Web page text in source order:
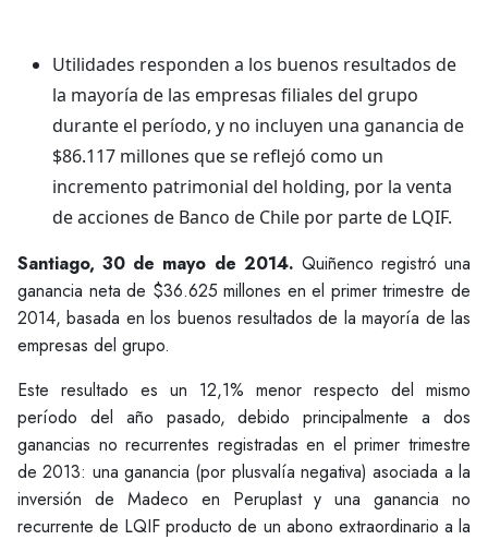
Utilidades responden a los buenos resultados de
la mayoría de las empresas filiales del grupo
durante el período, y no incluyen una ganancia de
$86.117 millones que se reflejó como un
incremento patrimonial del holding, por la venta
de acciones de Banco de Chile por parte de LQIF.
Santiago, 30 de mayo de 2014. Quiñenco registró una
ganancia neta de $36.625 millones en el primer trimestre de
2014, basada en los buenos resultados de la mayoría de las
empresas del grupo.
Este resultado es un 12,1% menor respecto del mismo
período del año pasado, debido principalmente a dos
ganancias no recurrentes registradas en el primer trimestre
de 2013: una ganancia (por plusvalía negativa) asociada a la
inversión de Madeco en Peruplast y una ganancia no
recurrente de LQIF producto de un abono extraordinario a la